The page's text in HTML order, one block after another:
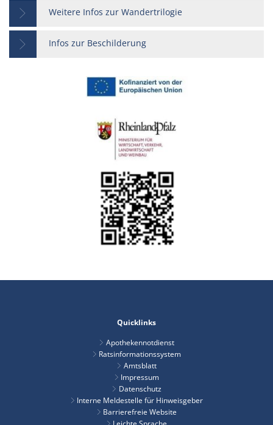
Weitere Infos zur Wandertrilogie
Infos zur Beschilderung
Quicklinks
Apothekennotdienst
Ratsinformationssystem
Amtsblatt
Impressum
Datenschutz
Interne Meldestelle für Hinweisgeber
Barrierefreie Website